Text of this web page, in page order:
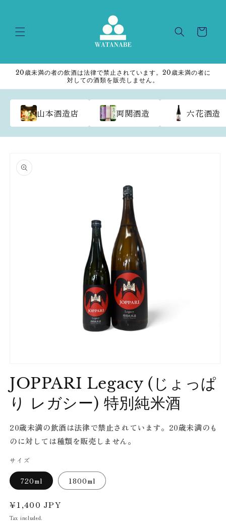
Cart
20歳未満の者の飲酒は法律で禁止されています。20歳未満の者に
対しての酒類を販売しません。
山本酒造店 両関酒造 六花酒造
product
information
in
modal
JOPPARI Legacy (じょっぱ
り レガシー) 特別純米酒
20歳未満の飲酒は法律で禁止されています。20歳未満のも
のに対しては種類を販売しません。
サイズ
720ml 1800ml
Regular
price
¥1,400 JPY
Tax included.